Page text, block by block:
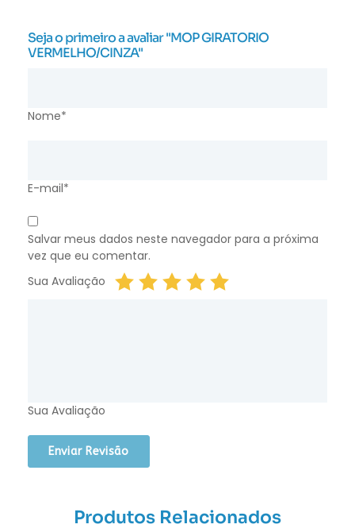
Seja o primeiro a avaliar "MOP GIRATORIO
VERMELHO/CINZA"
Nome*
E-mail*
Salvar meus dados neste navegador para a próxima
vez que eu comentar.
Sua Avaliação
Sua Avaliação
Produtos Relacionados